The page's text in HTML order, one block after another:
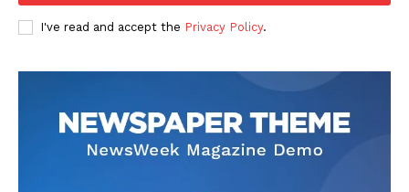
I've read and accept the Privacy Policy.